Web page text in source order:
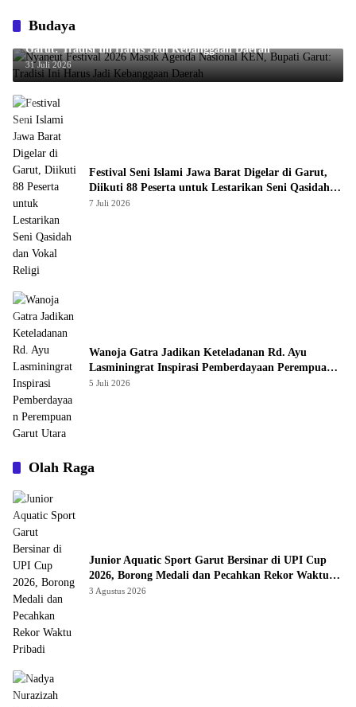
Budaya
Nyaneut Festival 2026 Masuk Agenda Nasional KEN, Bupati
Garut: Tradisi Ini Harus Jadi Kebanggaan Daerah
31 Juli 2026
Festival Seni Islami Jawa Barat Digelar di Garut,
Diikuti 88 Peserta untuk Lestarikan Seni Qasidah
dan Vokal Religi
7 Juli 2026
Wanoja Gatra Jadikan Keteladanan Rd. Ayu
Lasminingrat Inspirasi Pemberdayaan Perempuan
Garut Utara
5 Juli 2026
Olah Raga
Junior Aquatic Sport Garut Bersinar di UPI Cup
2026, Borong Medali dan Pecahkan Rekor Waktu
Pribadi
3 Agustus 2026